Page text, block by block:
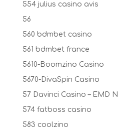
554 julius casino avis
56
560 bdmbet casino
561 bdmbet france
5610-Boomzino Casino
5670-DivaSpin Casino
57 Davinci Casino – EMD N
574 fatboss casino
583 coolzino